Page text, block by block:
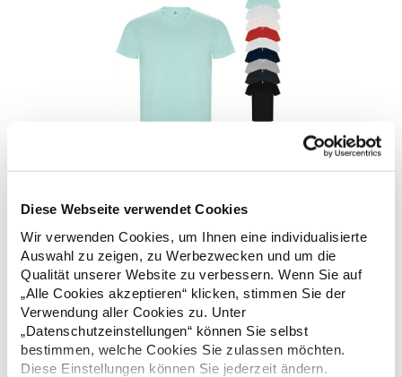
Diese Webseite verwendet Cookies
Wir verwenden Cookies, um Ihnen eine individualisierte
Auswahl zu zeigen, zu Werbezwecken und um die
Qualität unserer Website zu verbessern. Wenn Sie auf
„Alle Cookies akzeptieren“ klicken, stimmen Sie der
Verwendung aller Cookies zu. Unter
„Datenschutzeinstellungen“ können Sie selbst
bestimmen, welche Cookies Sie zulassen möchten.
Diese Einstellungen können Sie jederzeit ändern.
Gekämmte Bio-Baumwolle Kurzarm 2-lagiger Rundhalskragen
mit verstärktem und durchgehendem Schulterband Rundstrick
Pfegehinweis: 40 °C waschbarBügeln erlaubtGrammatur: 160
g/m² (White: 170 g/m²)Materialzusammensetzung: 100%
Baumwolle (Heather Grey: 85% Baumwolle / 15%
Viskose)Angaben zur Produktsicherheit: Herst.-Nr.:
CA6690Hersteller: GORFACTORY S.A Ctra. Santomera / Abanilla
Km 8.8 30620 Fortuna (Murcia) Spanien E-Mail:
info@gorfactory.es
* Preise inkl. gesetzlicher Mwst. +Versandkosten *